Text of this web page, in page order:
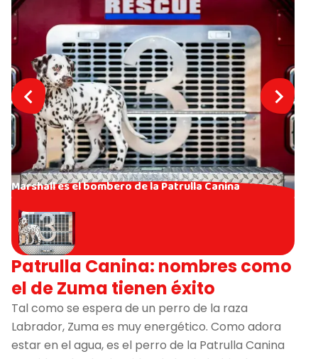
Marshall es el bombero de la Patrulla Canina
Patrulla Canina: nombres como
el de Zuma tienen éxito
Tal como se espera de un perro de la raza
Labrador, Zuma es muy energético. Como adora
estar en el agua, es el perro de la Patrulla Canina